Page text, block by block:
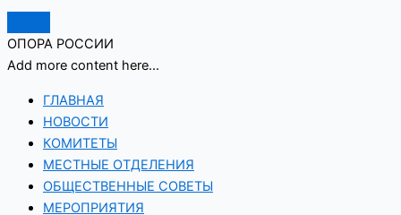
ОПОРА РОССИИ
Add more content here...
ГЛАВНАЯ
НОВОСТИ
КОМИТЕТЫ
МЕСТНЫЕ ОТДЕЛЕНИЯ
ОБЩЕСТВЕННЫЕ СОВЕТЫ
МЕРОПРИЯТИЯ